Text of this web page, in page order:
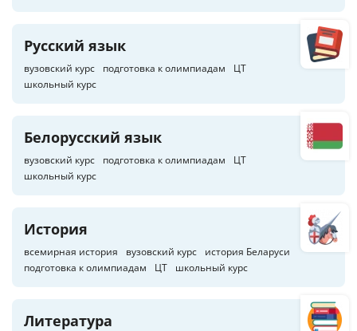
Русский язык
вузовский курс подготовка к олимпиадам
ЦТ
школьный курс
Белорусский язык
вузовский курс подготовка к олимпиадам
ЦТ
школьный курс
История
всемирная история вузовский курс
история Беларуси
подготовка к олимпиадам
ЦТ школьный курс
Литература